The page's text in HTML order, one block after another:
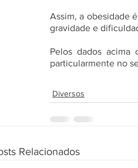
Assim, a obesidade
gravidade e
Pelos dados acima
particularmente no
Diversos
Relacionados